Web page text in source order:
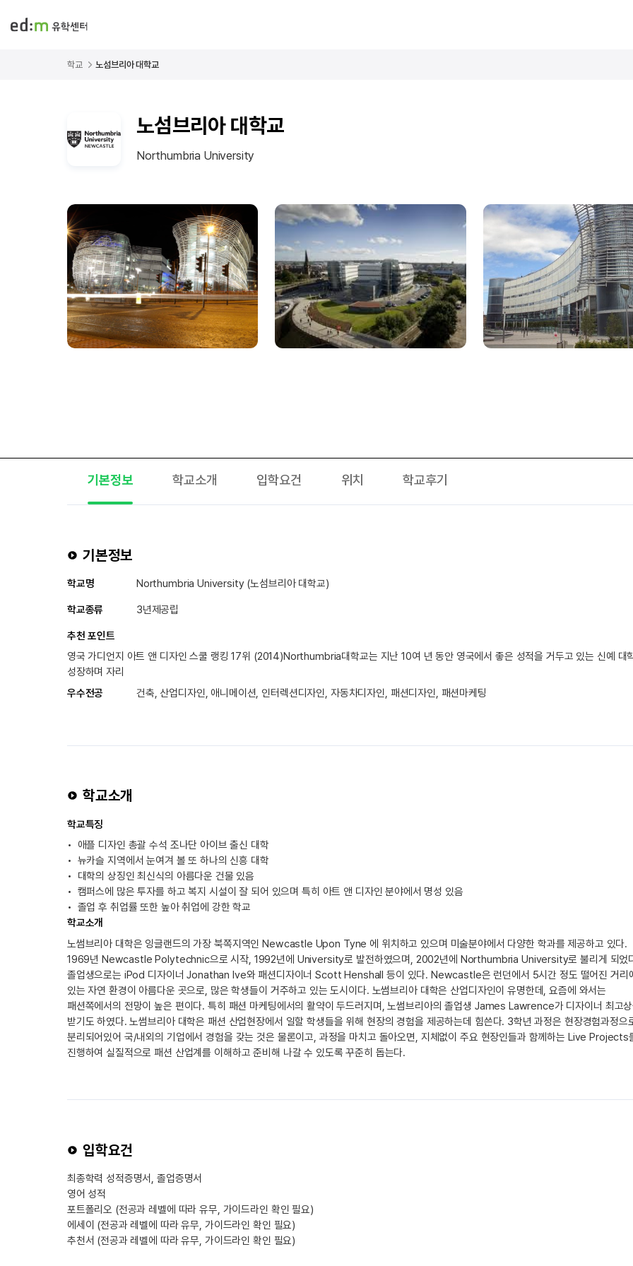
학교 노섬브리아 대학교
노섬브리아 대학교
Northumbria University
기본정보 학교소개 입학요건 위치 학교후기
기본정보
학교명 Northumbria University (노섬브리아 대학교)
학교종류 3년제공립
추천 포인트
영국 가디언지 아트 앤 디자인 스쿨 랭킹 17위 (2014)Northumbria대학교는 지난 10여 년 동안 영국에서 좋은 성적을 거두고 있는 신예 대
성장하며 자리
우수전공
건축, 산업디자인, 애니메이션, 인터렉션디자인, 자동차디자인, 패션디자인, 패션마케팅
학교소개
학교특징
애플 디자인 총괄 수석 조나단 아이브 출신 대학
뉴카슬 지역에서 눈여겨 볼 또 하나의 신흥 대학
대학의 상징인 최신식의 아름다운 건물 있음
캠퍼스에 많은 투자를 하고 복지 시설이 잘 되어 있으며 특히 아트 앤 디자인 분야에서 명성 있음
졸업 후 취업률 또한 높아 취업에 강한 학교
학교소개
노썸브리아 대학은 잉글랜드의 가장 북쪽지역인 Newcastle Upon Tyne 에 위치하고 있으며 미술분야에서 다양한 학과를 제공하고 있다.
1969년 Newcastle Polytechnic으로 시작, 1992년에 University로 발전하였으며, 2002년에 Northumbria University로 불리게 되었
졸업생으로는 iPod 디자이너 Jonathan Ive와 패션디자이너 Scott Henshall 등이 있다. Newcastle은 런던에서 5시간 정도 떨어진 거리
있는 자연 환경이 아름다운 곳으로, 많은 학생들이 거주하고 있는 도시이다. 노썸브리아 대학은 산업디자인이 유명한데, 요즘에 와서는
패션쪽에서의 전망이 높은 편이다. 특히 패션 마케팅에서의 활약이 두드러지며, 노썸브리아의 졸업생 James Lawrence가 디자이너 최고
받기도 하였다. 노썸브리아 대학은 패션 산업현장에서 일할 학생들을 위해 현장의 경험을 제공하는데 힘쓴다. 3학년 과정은 현장경험과정으
분리되어있어 국/내외의 기업에서 경험을 갖는 것은 물론이고, 과정을 마치고 돌아오면, 지체없이 주요 현장인들과 함께하는 Live Projects
진행하여 실질적으로 패션 산업계를 이해하고 준비해 나갈 수 있도록 꾸준히 돕는다.
입학요건
최종학력 성적증명서, 졸업증명서
영어 성적
포트폴리오 (전공과 레벨에 따라 유무, 가이드라인 확인 필요)
에세이 (전공과 레벨에 따라 유무, 가이드라인 확인 필요)
추천서 (전공과 레벨에 따라 유무, 가이드라인 확인 필요)